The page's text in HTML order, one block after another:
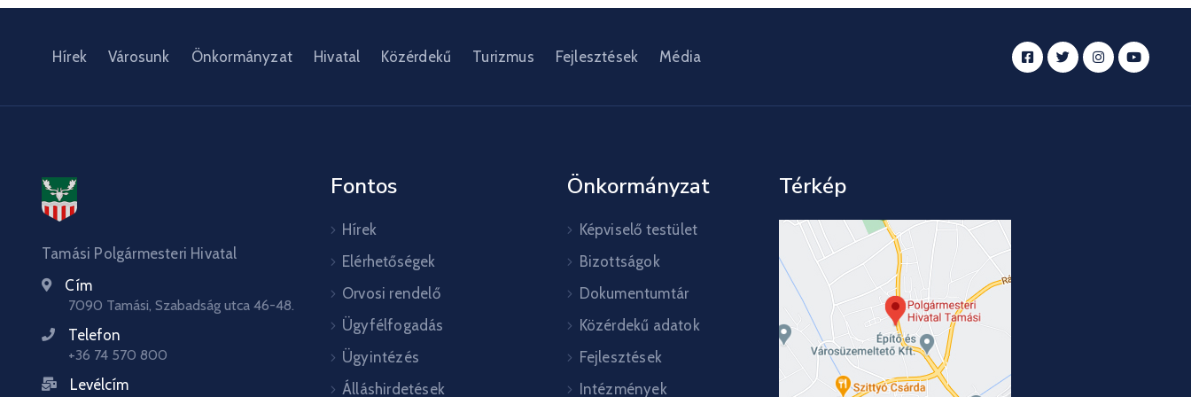
Hírek Városunk Önkormányzat Hivatal Közérdekű Turizmus Fejlesztések Média
Tamási Polgármesteri Hivatal
Cím
7090 Tamási, Szabadság utca 46-48.
Telefon
+36 74 570 800
Levélcím
Fontos
Hírek
Elérhetőségek
Orvosi rendelő
Ügyfélfogadás
Ügyintézés
Álláshirdetések
Önkormányzat
Képviselő testület
Bizottságok
Dokumentumtár
Közérdekű adatok
Fejlesztések
Intézmények
Térkép